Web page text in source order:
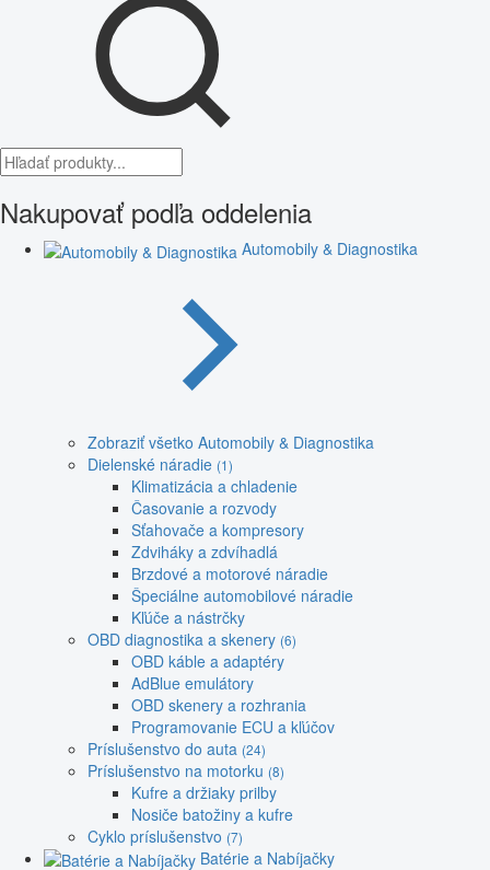
Nakupovať podľa oddelenia
Automobily & Diagnostika
Zobraziť všetko Automobily & Diagnostika
Dielenské náradie (1)
Klimatizácia a chladenie
Časovanie a rozvody
Sťahovače a kompresory
Zdviháky a zdvíhadlá
Brzdové a motorové náradie
Špeciálne automobilové náradie
Kľúče a nástrčky
OBD diagnostika a skenery (6)
OBD káble a adaptéry
AdBlue emulátory
OBD skenery a rozhrania
Programovanie ECU a kľúčov
Príslušenstvo do auta (24)
Príslušenstvo na motorku (8)
Kufre a držiaky prilby
Nosiče batožiny a kufre
Cyklo príslušenstvo (7)
Batérie a Nabíjačky